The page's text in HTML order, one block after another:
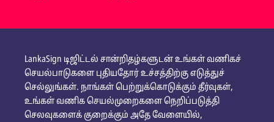
LankaSign டிஜிட்டல் சான்றிதழ்களுடன் உங்கள் வணிகச்
செயல்பாடுகளை புதியதோர் உச்சத்திற்கு எடுத்துச்
செல்லுங்கள். நாங்கள் பெற்றுக்கொடுக்கும் தீர்வுகள்,
உங்கள் வணிக செயல்முறைகளை நெறிப்படுத்தி
செலவுகளைக் குறைக்கும் அதே வேளையில்,